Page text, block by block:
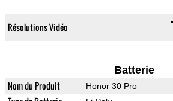
Résolutions Vidéo
Batterie
Nom du Produit Honor 30 Pro